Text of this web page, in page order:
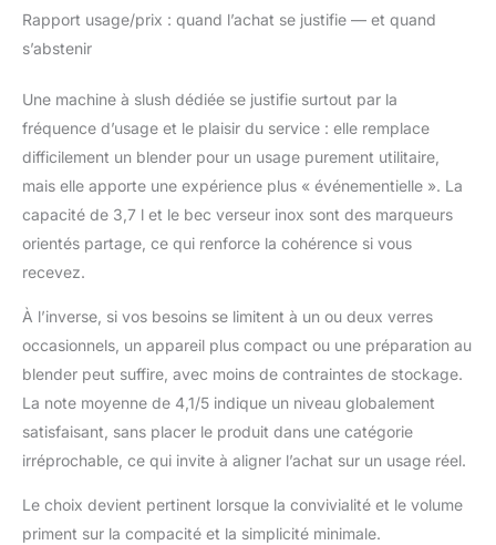
Rapport usage/prix : quand l’achat se justifie — et quand
s’abstenir
Une machine à slush dédiée se justifie surtout par la
fréquence d’usage et le plaisir du service : elle remplace
difficilement un blender pour un usage purement utilitaire,
mais elle apporte une expérience plus « événementielle ». La
capacité de 3,7 l et le bec verseur inox sont des marqueurs
orientés partage, ce qui renforce la cohérence si vous
recevez.
À l’inverse, si vos besoins se limitent à un ou deux verres
occasionnels, un appareil plus compact ou une préparation au
blender peut suffire, avec moins de contraintes de stockage.
La note moyenne de 4,1/5 indique un niveau globalement
satisfaisant, sans placer le produit dans une catégorie
irréprochable, ce qui invite à aligner l’achat sur un usage réel.
Le choix devient pertinent lorsque la convivialité et le volume
priment sur la compacité et la simplicité minimale.